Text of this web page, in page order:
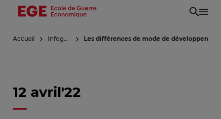
Aller
principal
Accueil Infoguerre Les différences de mode de
12 avril'22